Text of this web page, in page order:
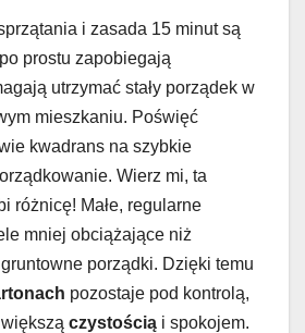
i zasada 15 minut są
prostu zapobiegają
utrzymać stały porządek w
mieszkaniu. Poświęć
kwadrans na szybkie
Wierz mi, ta
różnicę! Małe, regularne
mniej obciążające niż
porządki. Dzięki temu
pozostaje pod kontrolą,
czystością i spokojem.